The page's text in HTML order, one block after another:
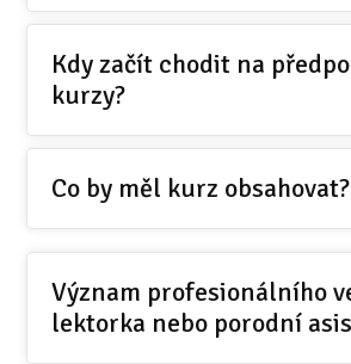
Kdy začít chodit na
kurzy?
Co by měl kurz obsahovat?
Význam profesionálního
lektorka nebo porodní